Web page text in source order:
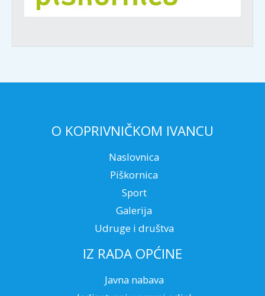
O KOPRIVNIČKOM IVANCU
Naslovnica
Piškornica
Sport
Galerija
Udruge i društva
IZ RADA OPĆINE
Javna nabava